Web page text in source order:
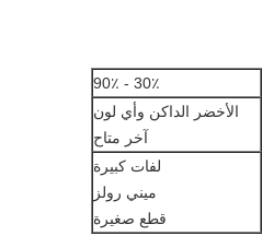
30٪ - 90٪
الأخضر الداكن وأي لون
آخر متاح
لفات كبيرة
ميني رولز
قطع صغيرة